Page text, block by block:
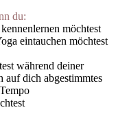
du:
möchtest
eintauchen möchtest
während deiner
dich abgestimmtes